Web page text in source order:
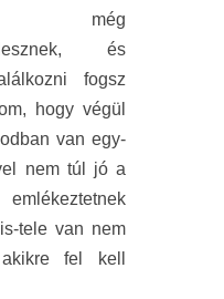
még
és
fogsz
hogy végül
van egy-
nem túl jó a
tele van nem
fel kell